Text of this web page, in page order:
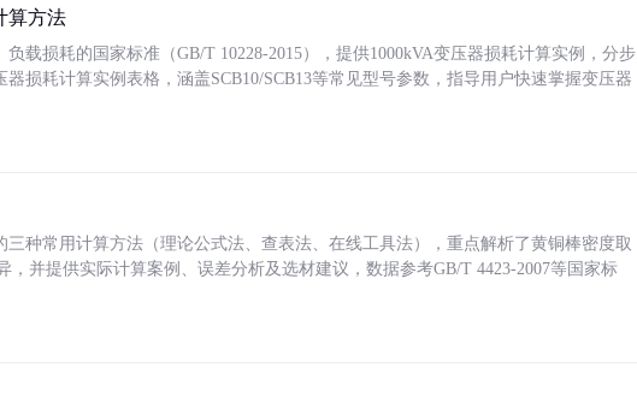
算方法
载损耗的国家标准（GB/T 10228-2015），提供1000kVA变压器损耗计算实例，分步
损耗计算实例表格，涵盖SCB10/SCB13等常见型号参数，指导用户快速掌握变压器
种常用计算方法（理论公式法、查表法、在线工具法），重点解析了黄铜棒密度取
，并提供实际计算案例、误差分析及选材建议，数据参考GB/T 4423-2007等国家标